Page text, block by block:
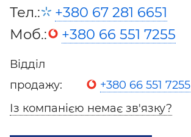
Тел.:
+380 67 281 6651
Моб.:
+380 66 551 7255
Відділ
продажу:
+380 66 551 7255
Із компанією немає зв'язку?